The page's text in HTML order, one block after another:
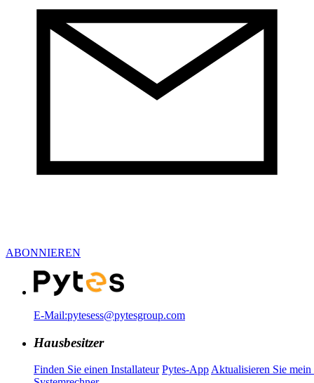
ABONNIEREN
E-Mail:pytesess@pytesgroup.com
Hausbesitzer
Finden Sie einen Installateur Pytes-AppAktualisieren Sie mein